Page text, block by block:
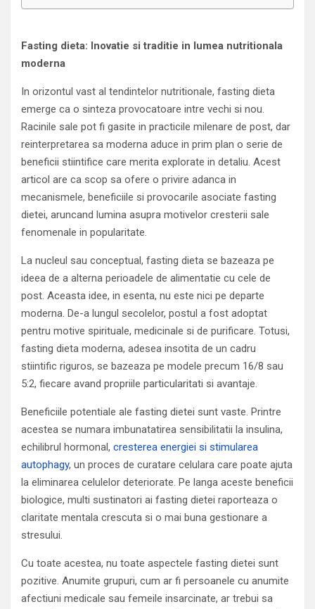
Fasting dieta: Inovatie si traditie in lumea nutritionala
moderna
In orizontul vast al tendintelor nutritionale, fasting dieta
emerge ca o sinteza provocatoare intre vechi si nou.
Racinile sale pot fi gasite in practicile milenare de post, dar
reinterpretarea sa moderna aduce in prim plan o serie de
beneficii stiintifice care merita explorate in detaliu. Acest
articol are ca scop sa ofere o privire adanca in
mecanismele, beneficiile si provocarile asociate fasting
dietei, aruncand lumina asupra motivelor cresterii sale
fenomenale in popularitate.
La nucleul sau conceptual, fasting dieta se bazeaza pe
ideea de a alterna perioadele de alimentatie cu cele de
post. Aceasta idee, in esenta, nu este nici pe departe
moderna. De-a lungul secolelor, postul a fost adoptat
pentru motive spirituale, medicinale si de purificare. Totusi,
fasting dieta moderna, adesea insotita de un cadru
stiintific riguros, se bazeaza pe modele precum 16/8 sau
5:2, fiecare avand propriile particularitati si avantaje.
Beneficiile potentiale ale fasting dietei sunt vaste. Printre
acestea se numara imbunatatirea sensibilitatii la insulina,
echilibrul hormonal, cresterea energiei si stimularea
autophagy, un proces de curatare celulara care poate ajuta
la eliminarea celulelor deteriorate. Pe langa aceste beneficii
biologice, multi sustinatori ai fasting dietei raporteaza o
claritate mentala crescuta si o mai buna gestionare a
stresului.
Cu toate acestea, nu toate aspectele fasting dietei sunt
pozitive. Anumite grupuri, cum ar fi persoanele cu anumite
afectiuni medicale sau femeile insarcinate, ar trebui sa